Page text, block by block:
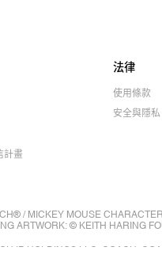
計畫
法律
使用條款
安全與隱私
/ MICKEY MOUSE
ARTWORK: © KEITH HARING
IP HOLDINGS LLC. COACH,